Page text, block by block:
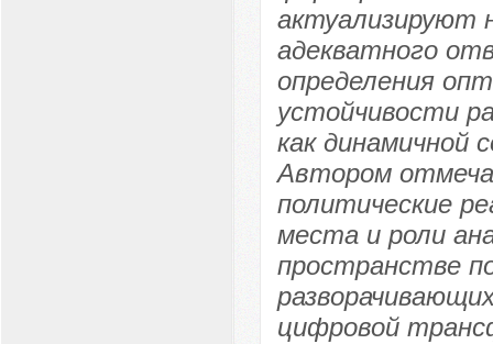
актуализируют
адекватного
определения
устойчивости
как динамичной
Автором
политические
места и роли
пространстве
цифровой